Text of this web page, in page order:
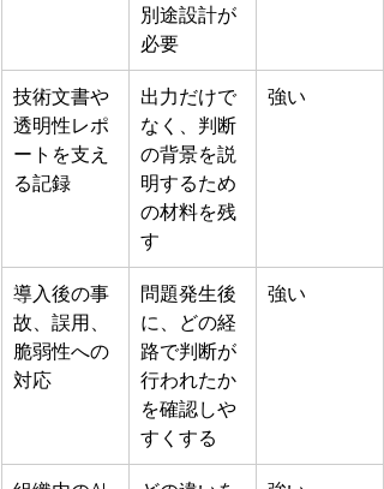
別途設計が
必要
技術文書や
透明性レポ
ートを支え
る記録
出力だけで
なく、判断
の背景を説
明するため
の材料を残
す
強い
導入後の事
故、誤用、
脆弱性への
対応
問題発生後
に、どの経
路で判断が
行われたか
を確認しや
すくする
強い